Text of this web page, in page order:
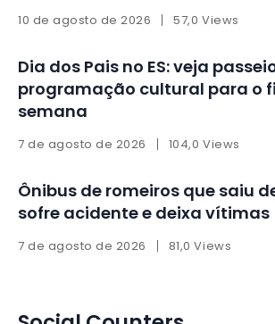
10 de agosto de 2026 57,0 Views
Dia dos Pais no ES: veja
programação cultural para o
semana
7 de agosto de 2026 104,0 Views
Ônibus de romeiros que saiu
sofre acidente e deixa vítimas
7 de agosto de 2026 81,0 Views